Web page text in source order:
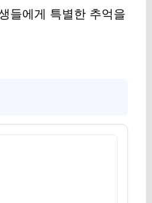
들에게 특별한 추억을